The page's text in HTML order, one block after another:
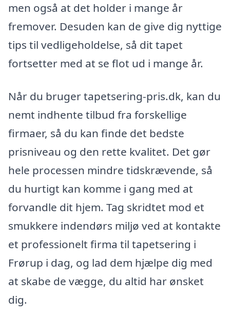
men også at det holder i mange år
fremover. Desuden kan de give dig nyttige
tips til vedligeholdelse, så dit tapet
fortsetter med at se flot ud i mange år.
Når du bruger tapetsering-pris.dk, kan du
nemt indhente tilbud fra forskellige
firmaer, så du kan finde det bedste
prisniveau og den rette kvalitet. Det gør
hele processen mindre tidskrævende, så
du hurtigt kan komme i gang med at
forvandle dit hjem. Tag skridtet mod et
smukkere indendørs miljø ved at kontakte
et professionelt firma til tapetsering i
Frørup i dag, og lad dem hjælpe dig med
at skabe de vægge, du altid har ønsket
dig.